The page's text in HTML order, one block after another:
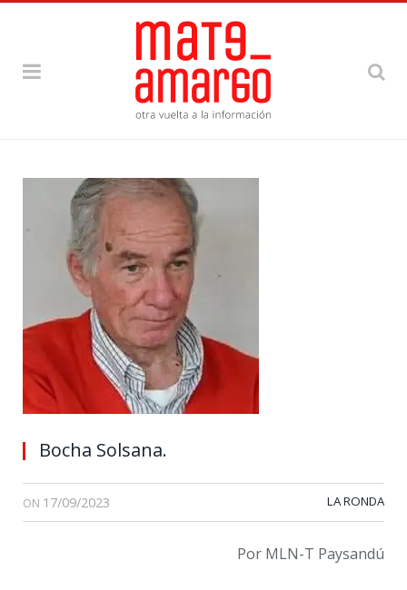
Bocha Solsana.
ON 17/09/2023 LA RONDA
Por MLN-T Paysandú